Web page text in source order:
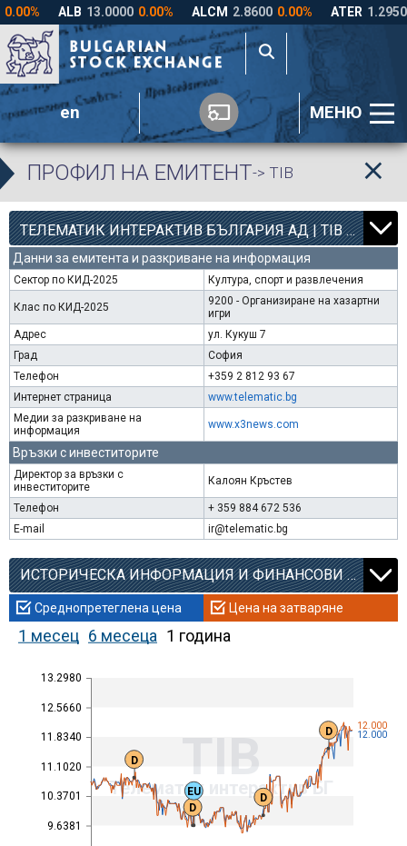
en МЕНЮ
ПРОФИЛ НА ЕМИТЕНТ-> TIB
ТЕЛЕМАТИК ИНТЕРАКТИВ БЪЛГАРИЯ АД | TIB | 12
Данни за емитента и разкриване на информация
Сектор по КИД-2025 Култура, спорт и развлечения
Клас по КИД-2025
9200 - Организиране на хазартни
игри
Адрес
ул. Кукуш 7
Град
София
Телефон
+359 2 812 93 67
Интернет страница
www.telematic.bg
Медии за разкриване на
информация
www.x3news.com
Връзки с инвеститорите
Директор за връзки с
инвеститорите
Калоян Кръстев
Телефон
+ 359 884 672 536
E-mail
ir@telematic.bg
ИСТОРИЧЕСКА ИНФОРМАЦИЯ И ФИНАНСОВИ КОЕФИЦИЕНТИ
Среднопретеглена цена Цена на затваряне
1 месец 6 месеца 1 година
9.6381
10.3701
11.1020
11.8340
12.5660
13.2980
TIB
Телематик интерактив БГ
12.000
12.000
D
D
EU
D
D